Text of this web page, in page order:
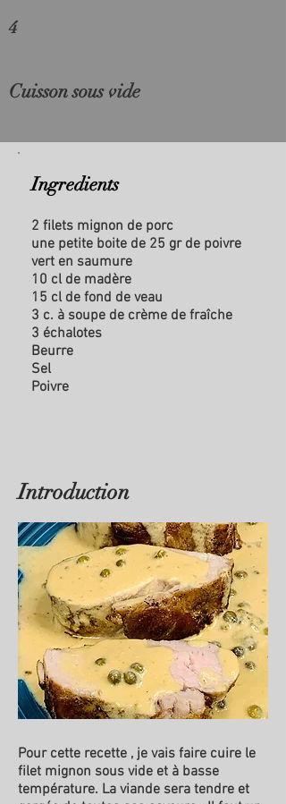
4
Cuisson sous vide
Ingredients
2 filets mignon de porc
une petite boite de 25 gr de poivre
vert en saumure
10 cl de madère
15 cl de fond de veau
3 c. à soupe de crème de fraîche
3 échalotes
Beurre
Sel
Poivre
Introduction
Pour cette recette , je vais faire cuire le
filet mignon sous vide et à basse
température. La viande sera tendre et